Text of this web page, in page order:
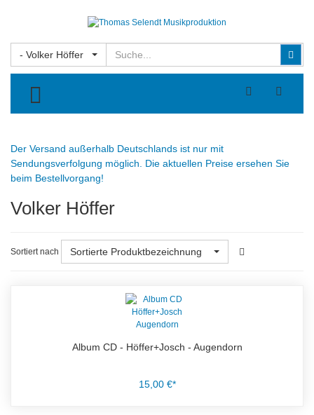
- Volker Höffer
TOGGLE MENU
Der Versand außerhalb Deutschlands ist nur mit
Sendungsverfolgung möglich. Die aktuellen Preise ersehen Sie
beim Bestellvorgang!
Volker Höffer
Sortiert nach Sortierte Produktbezeichnung
Album CD - Höffer+Josch - Augendorn
15,00 €*